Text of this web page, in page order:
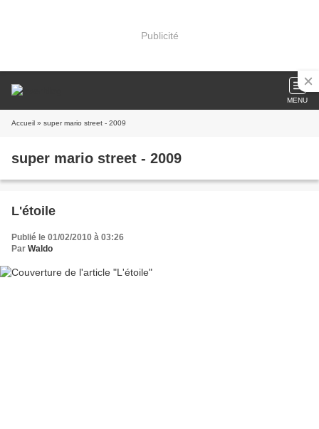
Publicité
MENU
Accueil » super mario street - 2009
super mario street - 2009
L'étoile
Publié le 01/02/2010 à 03:26
Par Waldo